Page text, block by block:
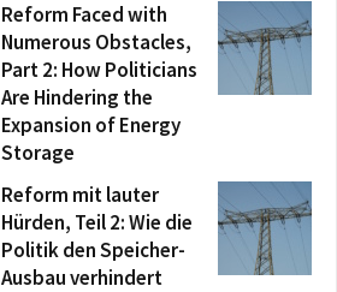
Reform Faced with
Numerous Obstacles,
Part 2: How Politicians
Are Hindering the
Expansion of Energy
Storage
Reform mit lauter
Hürden, Teil 2: Wie die
Politik den Speicher-
Ausbau verhindert